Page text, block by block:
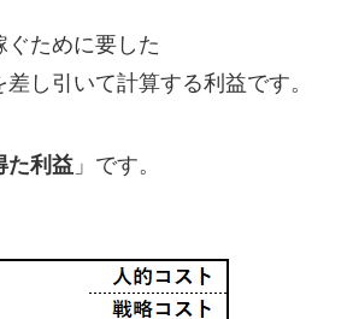
ぐために要した
差し引いて計算する利益です。
た利益」です。